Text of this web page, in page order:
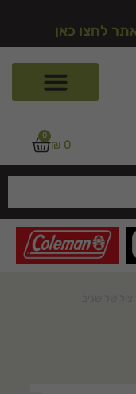
לחצו כאן
₪ 0
0